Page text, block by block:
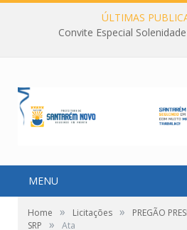
ÚLTIMAS
Convite Especial
MENU
Home » Licitações »
PREGÃO
SRP
» Ata